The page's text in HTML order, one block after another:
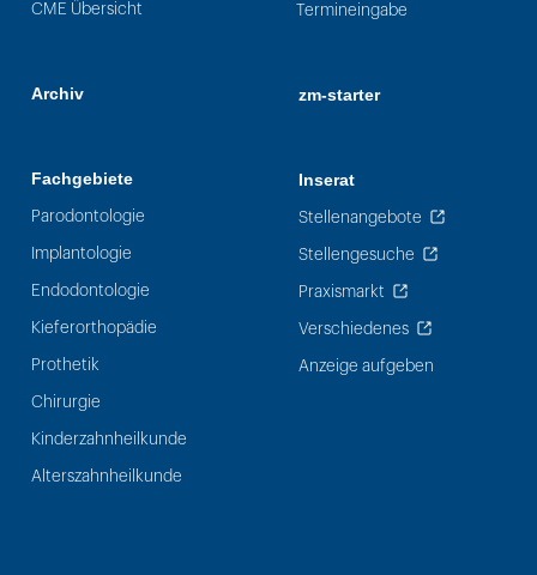
CME Übersicht
Archiv
Fachgebiete
Parodontologie
Implantologie
Endodontologie
Kieferorthopädie
Prothetik
Chirurgie
Kinderzahnheilkunde
Alterszahnheilkunde
Termineingabe
zm-starter
Inserat
Stellenangebote
Stellengesuche
Praxismarkt
Verschiedenes
Anzeige aufgeben